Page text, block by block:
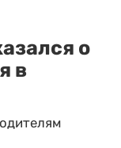
о
в